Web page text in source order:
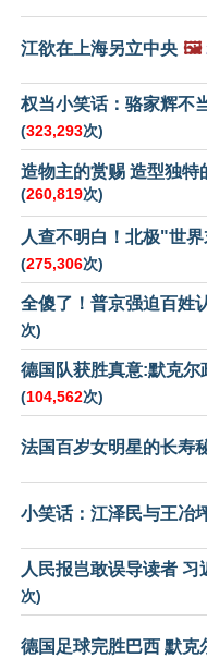
江欲在上海另立中央 🖼️
权当小笑话：骆家辉不
(323,293次)
造物主的赏赐 造型独特
(260,819次)
人查不明白！北极"世
(275,306次)
全傻了！普京强迫百姓
次)
德国队获胜真意:默克尔
(104,562次)
法国百岁女明星的长寿
小笑话：江泽民与王冶
人民报岂敢误导读者 习
次)
德国足球完胜巴西 默克